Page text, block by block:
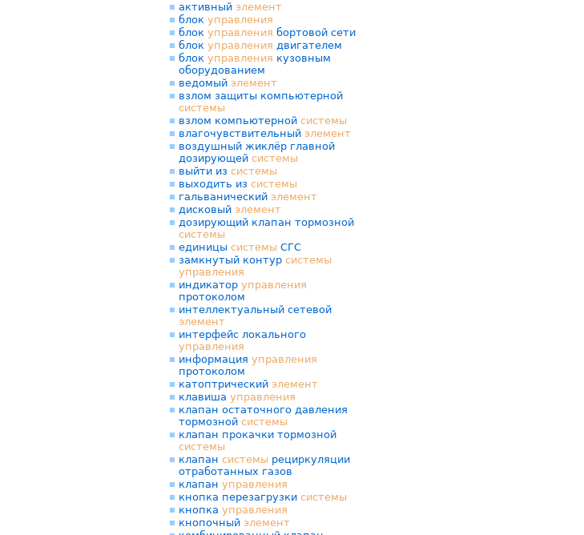
активный элемент
блок управления
блок управления бортовой сети
блок управления двигателем
блок управления кузовным
оборудованием
ведомый элемент
взлом защиты компьютерной
системы
взлом компьютерной системы
влагочувствительный элемент
воздушный жиклёр главной
дозирующей системы
выйти из системы
выходить из системы
гальванический элемент
дисковый элемент
дозирующий клапан тормозной
системы
единицы системы СГС
замкнутый контур системы
управления
индикатор управления
протоколом
интеллектуальный сетевой
элемент
интерфейс локального
управления
информация управления
протоколом
катоптрический элемент
клавиша управления
клапан остаточного давления
тормозной системы
клапан прокачки тормозной
системы
клапан системы рециркуляции
отработанных газов
клапан управления
кнопка перезагрузки системы
кнопка управления
кнопочный элемент